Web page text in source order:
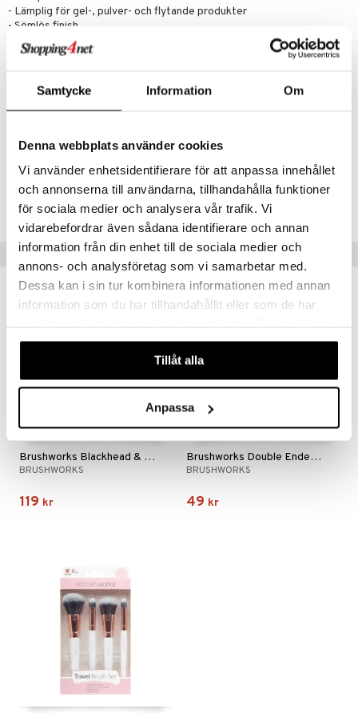
Samtycke Information Om
Denna webbplats använder cookies
Vi använder enhetsidentifierare för att anpassa innehållet
och annonserna till användarna, tillhandahålla funktioner
för sociala medier och analysera vår trafik. Vi
vidarebefordrar även sådana identifierare och annan
information från din enhet till de sociala medier och
annons- och analysföretag som vi samarbetar med.
Dessa kan i sin tur kombinera informationen med annan
information som du har tillhandahållit eller som de har
våra cookies vid fortsatt användande av vår webbplats.
Tillåt alla
Anpassa
- Lämplig för gel-, pulver- och flytande produkter
- Sömlös finish
Användning
fransraden, börja från det inre hörnet och arbeta dig ut för att skapa
en skarp kattöga-look
Artikelnr
CBWAX-D8-1-XX-XX
Lägsta pris senaste 30 dagarna: 59 kr
Tips till dig
Brushworks Blackhead & Blemish Remover Set
BRUSHWORKS
119 kr
Brushworks Double Ended Brow Brush - White & Gold
BRUSHWORKS
49 kr